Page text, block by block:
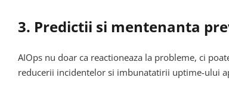
3. Predictii si mentenanta
AIOps nu doar ca reactioneaza la probleme, ci
reducerii incidentelor si imbunatatirii uptime-ului